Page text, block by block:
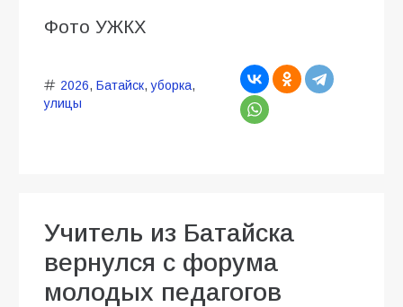
Фото УЖКХ
2026, Батайск,уборка,
улицы
Учитель из Батайска
вернулся с форума
молодых педагогов